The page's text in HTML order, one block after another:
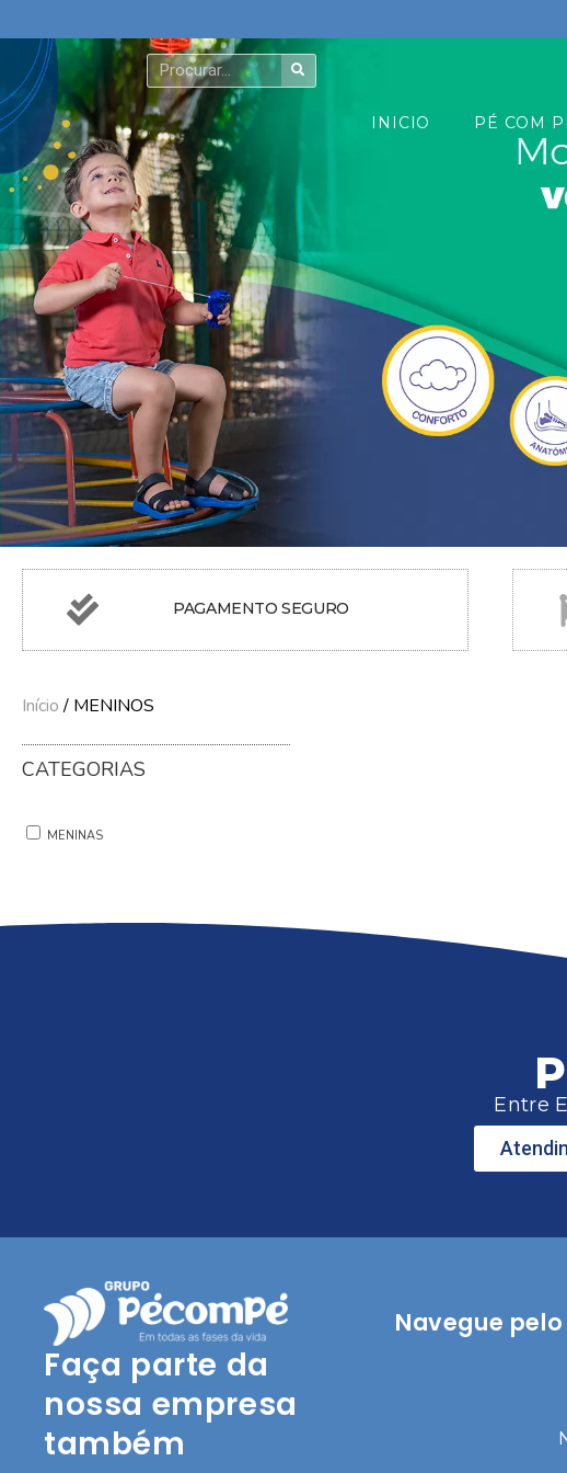
INICIO PÉ COM
PAGAMENTO SEGURO
Início/ MENINOS
CATEGORIAS
MENINAS
Entre
Faça parte da
nossa empresa
também
Navegue